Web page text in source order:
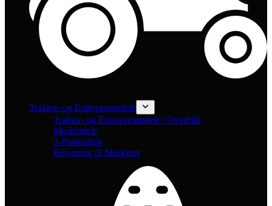
Traktor- og Entreprenørdele
Traktor- og Entreprenørdele | Overblik
Maskindele
3-Punktsdele
Belysning til Maskiner